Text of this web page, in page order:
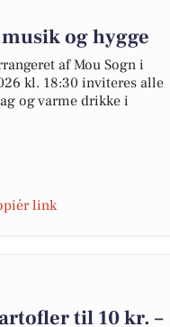
og hygge
af Mou Sogn i
kl. 18:30 inviteres alle
og varme drikke i
link
til 10 kr. –